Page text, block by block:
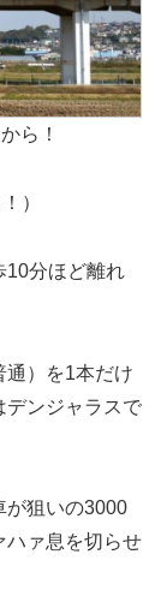
ら！
）
10分ほど離れ
通）を1本だけ
デンジャラスで
が狙いの3000
ハァ息を切らせ